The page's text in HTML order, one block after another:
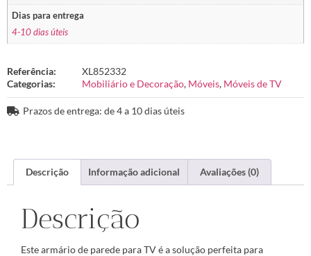
Dias para entrega
4-10 dias úteis
Referência:
XL852332
Categorias:
Mobiliário e Decoração, Móveis, Móveis de TV
Prazos de entrega: de 4 a 10 dias úteis
Descrição Informação adicional Avaliações (0)
Descrição
Este armário de parede para TV é a solução perfeita para